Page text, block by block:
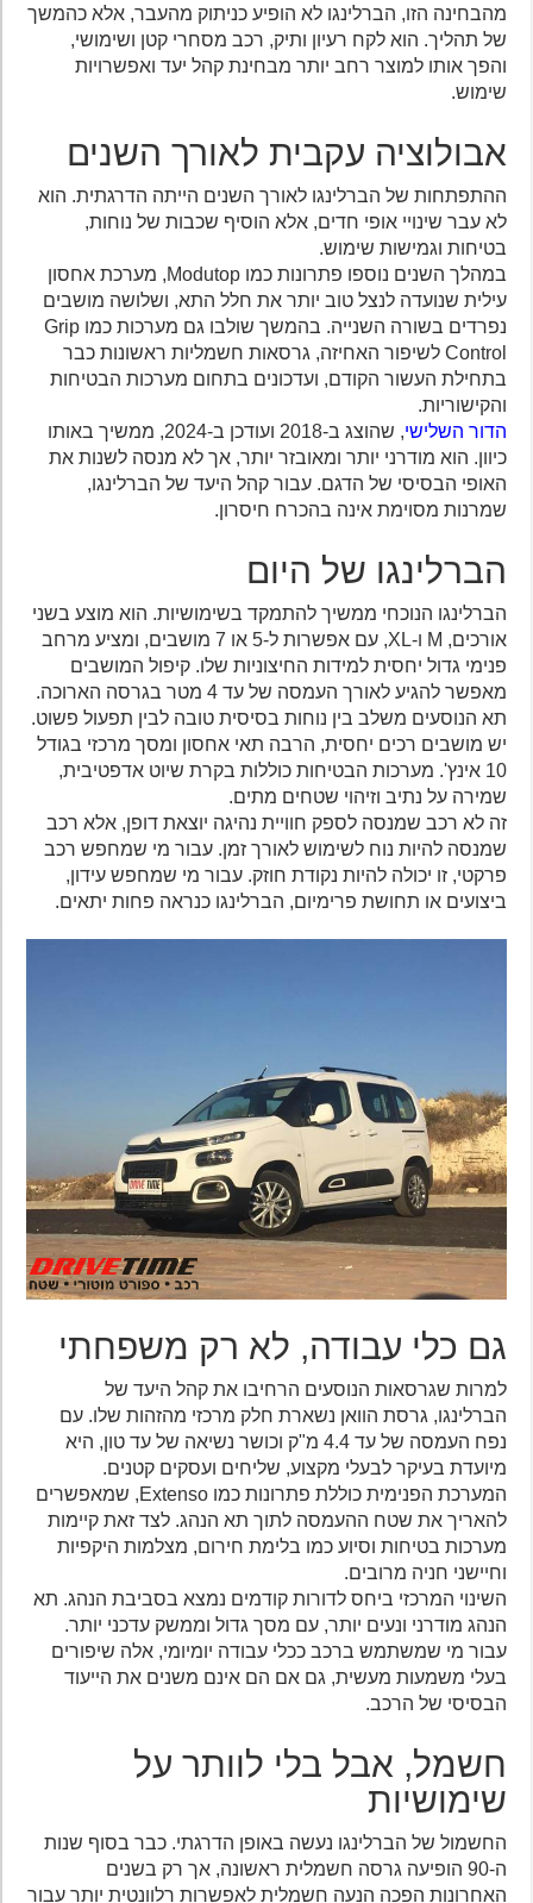
מהבחינה הזו, הברלינגו לא הופיע כניתוק מהעבר, אלא כהמשך
של תהליך. הוא לקח רעיון ותיק, רכב מסחרי קטן ושימושי,
והפך אותו למוצר רחב יותר מבחינת קהל יעד ואפשרויות
שימוש.
אבולוציה עקבית לאורך השנים
ההתפתחות של הברלינגו לאורך השנים הייתה הדרגתית. הוא
לא עבר שינויי אופי חדים, אלא הוסיף שכבות של נוחות,
בטיחות וגמישות שימוש.
במהלך השנים נוספו פתרונות כמו Modutop, מערכת אחסון
עילית שנועדה לנצל טוב יותר את חלל התא, ושלושה מושבים
נפרדים בשורה השנייה. בהמשך שולבו גם מערכות כמו Grip
Control לשיפור האחיזה, גרסאות חשמליות ראשונות כבר
בתחילת העשור הקודם, ועדכונים בתחום מערכות הבטיחות
והקישוריות.
הדור השלישי
, שהוצג ב-2018 ועודכן ב-2024, ממשיך באותו
כיוון. הוא מודרני יותר ומאובזר יותר, אך לא מנסה לשנות את
האופי הבסיסי של הדגם. עבור קהל היעד של הברלינגו,
שמרנות מסוימת אינה בהכרח חיסרון.
הברלינגו של היום
הברלינגו הנוכחי ממשיך להתמקד בשימושיות. הוא מוצע בשני
אורכים, M ו-XL, עם אפשרות ל-5 או 7 מושבים, ומציע מרחב
פנימי גדול יחסית למידות החיצוניות שלו. קיפול המושבים
מאפשר להגיע לאורך העמסה של עד 4 מטר בגרסה הארוכה.
תא הנוסעים משלב בין נוחות בסיסית טובה לבין תפעול פשוט.
יש מושבים רכים יחסית, הרבה תאי אחסון ומסך מרכזי בגודל
10 אינץ'. מערכות הבטיחות כוללות בקרת שיוט אדפטיבית,
שמירה על נתיב וזיהוי שטחים מתים.
זה לא רכב שמנסה לספק חוויית נהיגה יוצאת דופן, אלא רכב
שמנסה להיות נוח לשימוש לאורך זמן. עבור מי שמחפש רכב
פרקטי, זו יכולה להיות נקודת חוזק. עבור מי שמחפש עידון,
ביצועים או תחושת פרימיום, הברלינגו כנראה פחות יתאים.
גם כלי עבודה, לא רק משפחתי
למרות שגרסאות הנוסעים הרחיבו את קהל היעד של
הברלינגו, גרסת הוואן נשארת חלק מרכזי מהזהות שלו. עם
נפח העמסה של עד 4.4 מ"ק וכושר נשיאה של עד טון, היא
מיועדת בעיקר לבעלי מקצוע, שליחים ועסקים קטנים.
המערכת הפנימית כוללת פתרונות כמו Extenso, שמאפשרים
להאריך את שטח ההעמסה לתוך תא הנהג. לצד זאת קיימות
מערכות בטיחות וסיוע כמו בלימת חירום, מצלמות היקפיות
וחיישני חניה מרובים.
השינוי המרכזי ביחס לדורות קודמים נמצא בסביבת הנהג. תא
הנהג מודרני ונעים יותר, עם מסך גדול וממשק עדכני יותר.
עבור מי שמשתמש ברכב ככלי עבודה יומיומי, אלה שיפורים
בעלי משמעות מעשית, גם אם הם אינם משנים את הייעוד
הבסיסי של הרכב.
חשמל, אבל בלי לוותר על
שימושיות
החשמול של הברלינגו נעשה באופן הדרגתי. כבר בסוף שנות
ה-90 הופיעה גרסה חשמלית ראשונה, אך רק בשנים
האחרונות הפכה הנעה חשמלית לאפשרות רלוונטית יותר עבור